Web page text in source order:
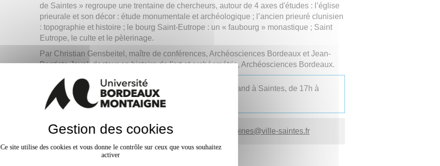
de Saintes » regroupe une trentaine de chercheurs, autour de 4 axes d'études : l’église
prieurale et son décor : étude monumentale et archéologique ; l’ancien prieuré clunisien
: topographie et histoire ; le bourg Saint-Eutrope : un « faubourg » monastique ; Saint
Eutrope, le culte et le pèlerinage.
Par Christian Gensbeitel, maître de conférences, Archéosciences Bordeaux et Jean-
Baptiste Javel, docteur en histoire de l'art et archéométrie, Archéosciences Bordeaux.
Salle des Jacobins de la Médiatheque François Mitterrand à Saintes, de 17h à
18h30.
Renseignements : 05 46 98 23 94 –mediations.patrimoines@ville-saintes.fr
Dimanche 14 juin
Gestion des cookies
Ce site utilise des cookies et vous donne le contrôle sur ceux que vous souhaitez
activer